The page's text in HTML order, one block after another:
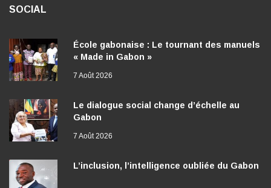
SOCIAL
École gabonaise : Le tournant des manuels
« Made in Gabon »
7 Août 2026
Le dialogue social change d’échelle au
Gabon
7 Août 2026
L’inclusion, l’intelligence oubliée du Gabon